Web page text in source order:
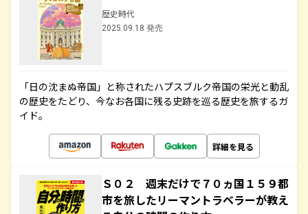
歴史時代
2025.09.18 発売
「日の沈まぬ帝国」と称されたハプスブルク帝国の栄光と動乱
の歴史をたどり、今なお各国に残る史跡を巡る歴史を旅するガ
イド。
詳細を見る
Ｓ０２ 週末だけで７０ヵ国１５９都
市を旅したリーマントラベラーが教え